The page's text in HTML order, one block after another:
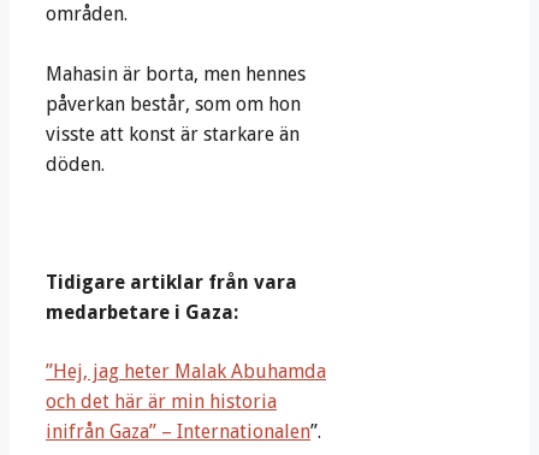
områden.
Mahasin är borta, men hennes
påverkan består, som om hon
visste att konst är starkare än
döden.
Tidigare artiklar från vara
medarbetare i Gaza:
”Hej, jag heter Malak Abuhamda
och det här är min historia
inifrån Gaza” – Internationalen”.